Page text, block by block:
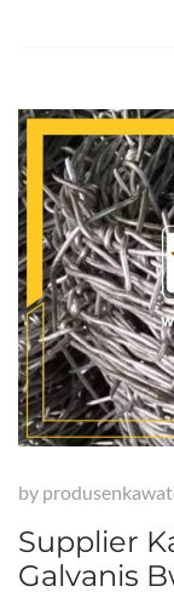
by
Supplier
Galvanis